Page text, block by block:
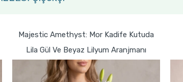
Majestic Amethyst: Mor Kadife Kutuda
Lila Gül Ve Beyaz Lilyum Aranjmanı